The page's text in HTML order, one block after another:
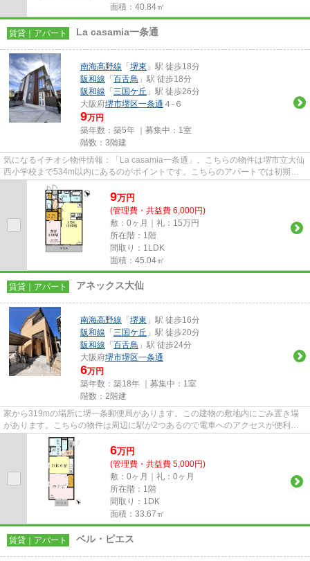
面積：40.84㎡
賃貸｜アパート La casamia一条通
南海高野線 「 堺東 」駅 徒歩18分
阪和線 「 百舌鳥 」駅 徒歩18分
阪和線 「 三国ケ丘 」駅 徒歩26分
大阪府堺市堺区一条通 ４-６
9万円
築年数：築5年 ｜募集中： 1室
階数：3階建
気になるイチオシ物件情報：「La casamia一条通」。こちらの物件は堺市立大仙
西小学校まで534m以内にあるのがポイントです。こちらのアパートでは初期費
用をカードでお支払いいただけ...
9万円
(管理費・共益費 6,000円)
敷：0ヶ月｜礼：15万円
所在階：1階
間取り：1LDK
面積：45.04㎡
賃貸｜アパート アネックス大仙
南海高野線 「 堺東 」駅 徒歩16分
阪和線 「 三国ケ丘 」駅 徒歩20分
阪和線 「 百舌鳥 」駅 徒歩24分
大阪府堺市堺区一条通
6万円
築年数：築18年 ｜募集中： 1室
階数：2階建
家から319mの場所に堺一条郵便局があります。この建物の敷地内にごみ置き場
があります。こちらの物件は周辺に駅が2つあるので電車へのアクセスが便利な
物件です。初期費用のカード決済...
6万円
(管理費・共益費 5,000円)
敷：0ヶ月｜礼：0ヶ月
所在階：1階
間取り：1DK
面積：33.67㎡
賃貸｜アパート ベル・ピエス